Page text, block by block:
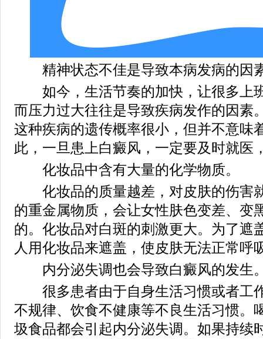
精神状态不佳是导致本病发病的因
如今，生活节奏的加快，让很多上
而压力过大往往是导致疾病发作的因素
这种疾病的遗传概率很小，但并不意味
此，一旦患上白癜风，一定要及时就医
化妆品中含有大量的化学物质。
化妆品的质量越差，对皮肤的伤害
的重金属物质，会让女性肤色变差、变
的。化妆品对白斑的刺激更大。为了遮
人用化妆品来遮盖，使皮肤无法正常呼
内分泌失调也会导致白癜风的发生
很多患者由于自身生活习惯或者工
不规律、饮食不健康等不良生活习惯。
圾食品都会引起内分泌失调。如果持续